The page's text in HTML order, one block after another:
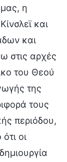
η
και
και
στις αρχές
του Θεού
της
τους
περιόδου,
οι